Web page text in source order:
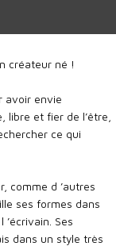
créateur né !
avoir envie
libre et fier de l’être,
ce qui
comme d ’autres
ses formes dans
Ses
dans un style très